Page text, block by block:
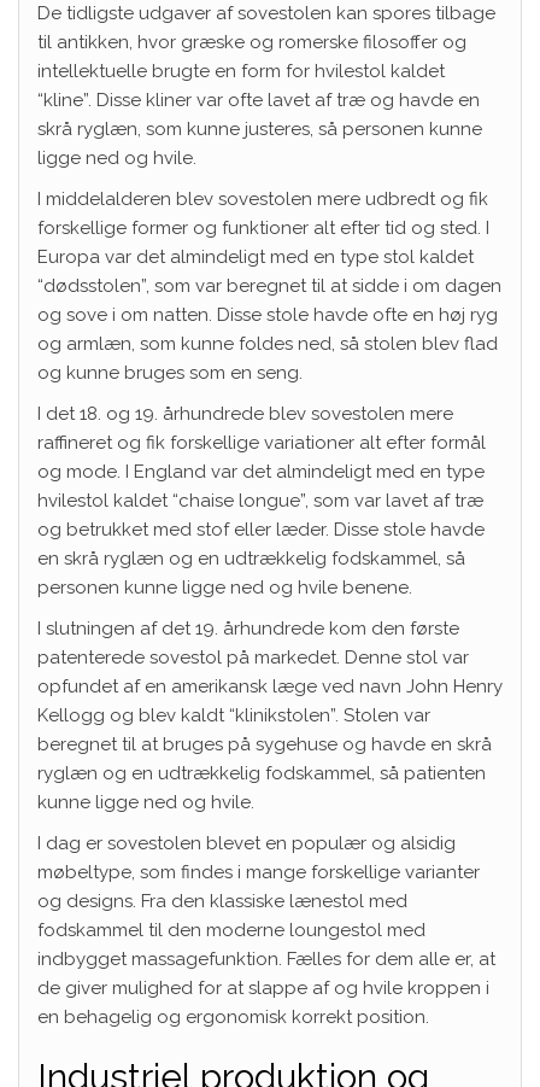
De tidligste udgaver af sovestolen kan spores tilbage
til antikken, hvor græske og romerske filosoffer og
intellektuelle brugte en form for hvilestol kaldet
“kline”. Disse kliner var ofte lavet af træ og havde en
skrå ryglæn, som kunne justeres, så personen kunne
ligge ned og hvile.
I middelalderen blev sovestolen mere udbredt og fik
forskellige former og funktioner alt efter tid og sted. I
Europa var det almindeligt med en type stol kaldet
“dødsstolen”, som var beregnet til at sidde i om dagen
og sove i om natten. Disse stole havde ofte en høj ryg
og armlæn, som kunne foldes ned, så stolen blev flad
og kunne bruges som en seng.
I det 18. og 19. århundrede blev sovestolen mere
raffineret og fik forskellige variationer alt efter formål
og mode. I England var det almindeligt med en type
hvilestol kaldet “chaise longue”, som var lavet af træ
og betrukket med stof eller læder. Disse stole havde
en skrå ryglæn og en udtrækkelig fodskammel, så
personen kunne ligge ned og hvile benene.
I slutningen af det 19. århundrede kom den første
patenterede sovestol på markedet. Denne stol var
opfundet af en amerikansk læge ved navn John Henry
Kellogg og blev kaldt “klinikstolen”. Stolen var
beregnet til at bruges på sygehuse og havde en skrå
ryglæn og en udtrækkelig fodskammel, så patienten
kunne ligge ned og hvile.
I dag er sovestolen blevet en populær og alsidig
møbeltype, som findes i mange forskellige varianter
og designs. Fra den klassiske lænestol med
fodskammel til den moderne loungestol med
indbygget massagefunktion. Fælles for dem alle er, at
de giver mulighed for at slappe af og hvile kroppen i
en behagelig og ergonomisk korrekt position.
Industriel produktion og